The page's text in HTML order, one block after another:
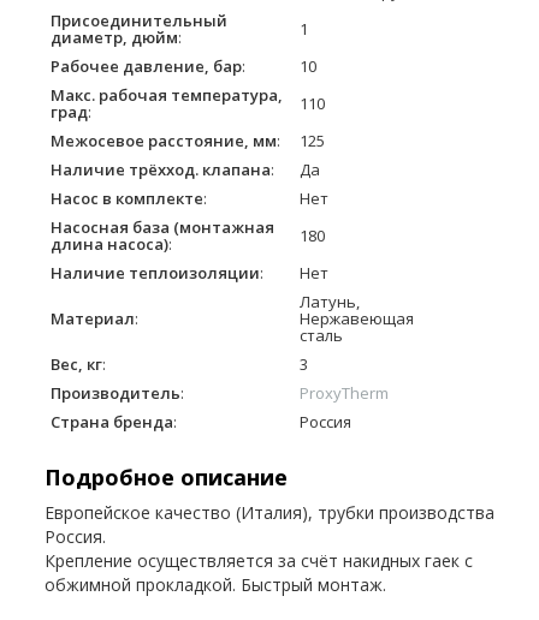
Присоединительный
диаметр, дюйм:
1
Рабочее давление, бар:
10
Макс. рабочая температура,
град:
110
Межосевое расстояние, мм:
125
Наличие трёхход. клапана:
Да
Насос в комплекте:
Нет
Насосная база (монтажная
длина насоса):
180
Наличие теплоизоляции: Нет
Материал:
Латунь,
Нержавеющая
сталь
Вес, кг:
3
Производитель:
ProxyTherm
Страна бренда: Россия
Подробное описание
Европейское качество (Италия), трубки производства
Россия.
Крепление осуществляется за счёт накидных гаек с
обжимной прокладкой. Быстрый монтаж.